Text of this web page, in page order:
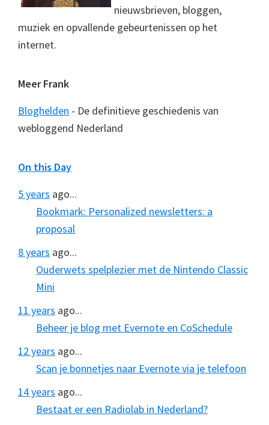
nieuwsbrieven, bloggen,
muziek en opvallende gebeurtenissen op het
internet.
Meer Frank
Bloghelden - De definitieve geschiedenis van
webloggend Nederland
On this Day
5 years ago...
Bookmark: Personalized newsletters: a
proposal
8 years ago...
Ouderwets spelplezier met de Nintendo Classic
Mini
11 years ago...
Beheer je blog met Evernote en CoSchedule
12 years ago...
Scan je bonnetjes naar Evernote via je telefoon
14 years ago...
Bestaat er een Radiolab in Nederland?